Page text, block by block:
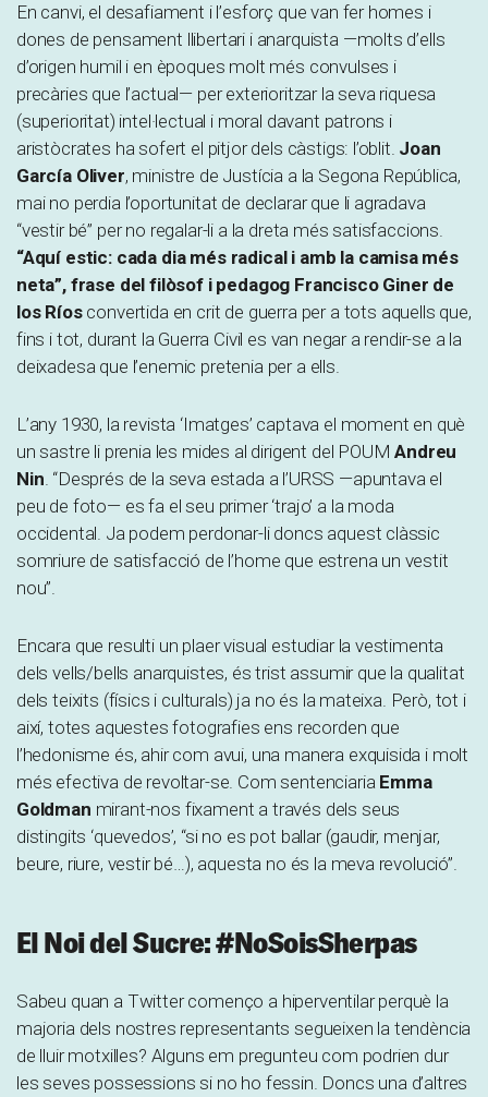
En canvi, el desafiament i l’esforç que van fer homes i
dones de pensament llibertari i anarquista —molts d’ells
d’origen humil i en èpoques molt més convulses i
precàries que l’actual— per exterioritzar la seva riquesa
(superioritat) intel·lectual i moral davant patrons i
aristòcrates ha sofert el pitjor dels càstigs: l’oblit. Joan
García Oliver, ministre de Justícia a la Segona República,
mai no perdia l’oportunitat de declarar que li agradava
“vestir bé” per no regalar-li a la dreta més satisfaccions.
“Aquí estic: cada dia més radical i amb la camisa més
neta”, frase del filòsof i pedagog Francisco Giner de
los Ríosconvertida en crit de guerra per a tots aquells que,
fins i tot, durant la Guerra Civil es van negar a rendir-se a la
deixadesa que l’enemic pretenia per a ells.
L’any 1930, la revista ‘Imatges’ captava el moment en què
un sastre li prenia les mides al dirigent del POUMAndreu
Nin. “Després de la seva estada a l’URSS —apuntava el
peu de foto— es fa el seu primer ‘trajo’ a la moda
occidental. Ja podem perdonar-li doncs aquest clàssic
somriure de satisfacció de l’home que estrena un vestit
nou”.
Encara que resulti un plaer visual estudiar la vestimenta
dels vells/bells anarquistes, és trist assumir que la qualitat
dels teixits (físics i culturals) ja no és la mateixa. Però, tot i
així, totes aquestes fotografies ens recorden que
l’hedonisme és, ahir com avui, una manera exquisida i molt
més efectiva de revoltar-se. Com sentenciaria Emma
Goldman mirant-nos fixament a través dels seus
distingits ‘quevedos’, “si no es pot ballar (gaudir, menjar,
beure, riure, vestir bé…), aquesta no és la meva revolució”.
El Noi del Sucre: #NoSoisSherpas
Sabeu quan a Twitter començo a hiperventilar perquè la
majoria dels nostres representants segueixen la tendència
de lluir motxilles? Alguns em pregunteu com podrien dur
les seves possessions si no ho fessin. Doncs una d’altres